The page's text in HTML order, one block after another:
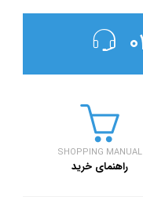
SHOPPING MANUAL
راهنمای خرید